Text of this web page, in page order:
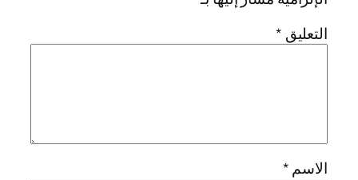
التعليق *
الاسم*